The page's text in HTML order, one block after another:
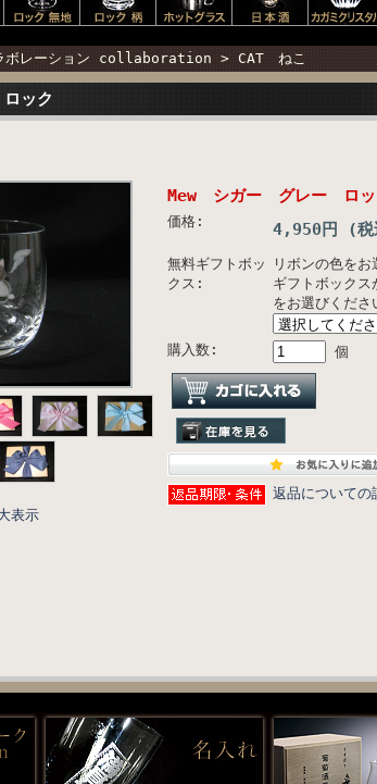
ボレーション collaboration > CAT ねこ
ック
表示
Mew シガー グレー ロッ
価格: 4,950円 (
無料ギフトボッ
クス:
リボンの色をお
ギフトボックス
をお選びくださ
購入数: 個
返品についての